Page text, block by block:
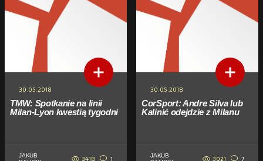
30.05.2018
TMW: Spotkanie na linii
Milan-Lyon kwestią tygodni
JAKUB
3418 1
30.05.2018
CorSport: Andre Silva lub
Kalinić odejdzie z Milanu
JAKUB
3021 7